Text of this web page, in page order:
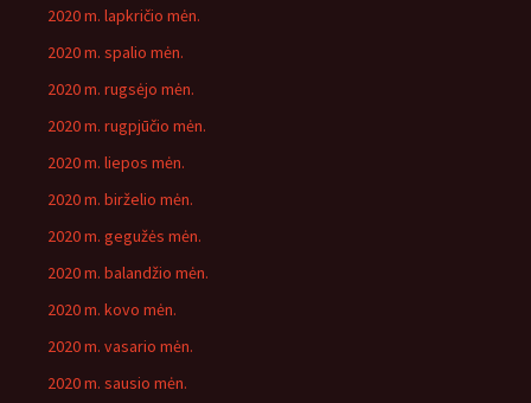
2020 m. lapkričio mėn.
2020 m. spalio mėn.
2020 m. rugsėjo mėn.
2020 m. rugpjūčio mėn.
2020 m. liepos mėn.
2020 m. birželio mėn.
2020 m. gegužės mėn.
2020 m. balandžio mėn.
2020 m. kovo mėn.
2020 m. vasario mėn.
2020 m. sausio mėn.